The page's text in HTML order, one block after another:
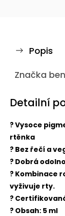
Popis
Značka
Detailní
? Vysoce
rtěnka
? Bez řečí a
? Dobrá
? Kombinace
vyživuje rty.
?
? Obsah: 5 ml